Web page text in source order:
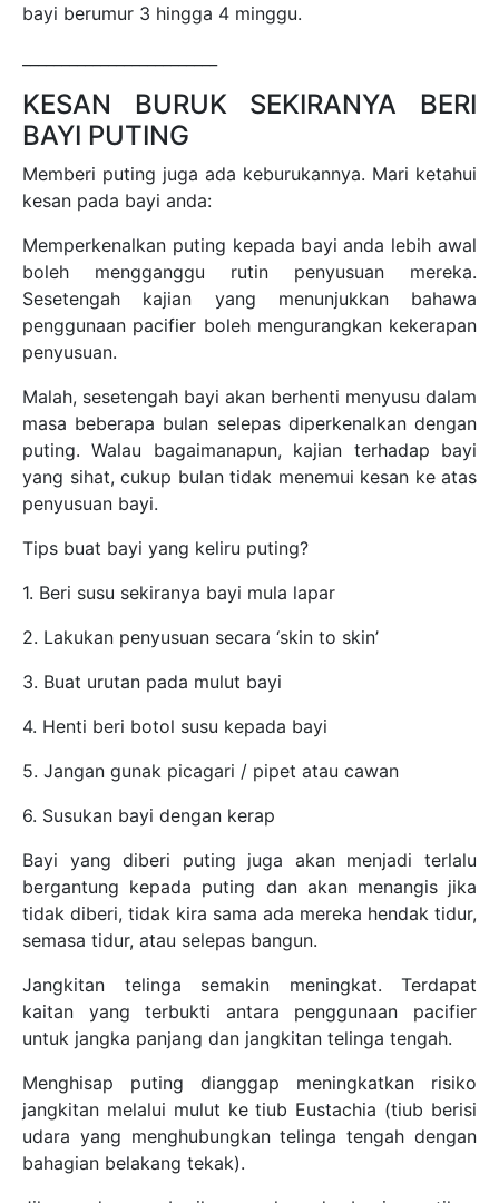
bayi berumur 3 hingga 4 minggu.
KESAN BURUK SEKIRANYA BERI
BAYI PUTING
Memberi puting juga ada keburukannya. Mari ketahui
kesan pada bayi anda:
Memperkenalkan puting kepada bayi anda lebih awal
boleh mengganggu rutin penyusuan mereka.
Sesetengah kajian yang menunjukkan bahawa
penggunaan pacifier boleh mengurangkan kekerapan
penyusuan.
Malah, sesetengah bayi akan berhenti menyusu dalam
masa beberapa bulan selepas diperkenalkan dengan
puting. Walau bagaimanapun, kajian terhadap bayi
yang sihat, cukup bulan tidak menemui kesan ke atas
penyusuan bayi.
Tips buat bayi yang keliru puting?
1. Beri susu sekiranya bayi mula lapar
2. Lakukan penyusuan secara ‘skin to skin’
3. Buat urutan pada mulut bayi
4. Henti beri botol susu kepada bayi
5. Jangan gunak picagari / pipet atau cawan
6. Susukan bayi dengan kerap
Bayi yang diberi puting juga akan menjadi terlalu
bergantung kepada puting dan akan menangis jika
tidak diberi, tidak kira sama ada mereka hendak tidur,
semasa tidur, atau selepas bangun.
Jangkitan telinga semakin meningkat. Terdapat
kaitan yang terbukti antara penggunaan pacifier
untuk jangka panjang dan jangkitan telinga tengah.
Menghisap puting dianggap meningkatkan risiko
jangkitan melalui mulut ke tiub Eustachia (tiub berisi
udara yang menghubungkan telinga tengah dengan
bahagian belakang tekak).